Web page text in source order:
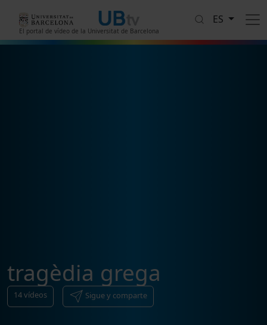
El portal de vídeo de la Universitat de Barcelona
ES
tragèdia grega
14vídeos Sigue y comparte